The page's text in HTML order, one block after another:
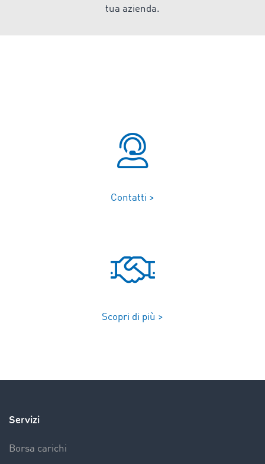
tua azienda.
Contatti >
Scopri di più >
Servizi
Borsa carichi